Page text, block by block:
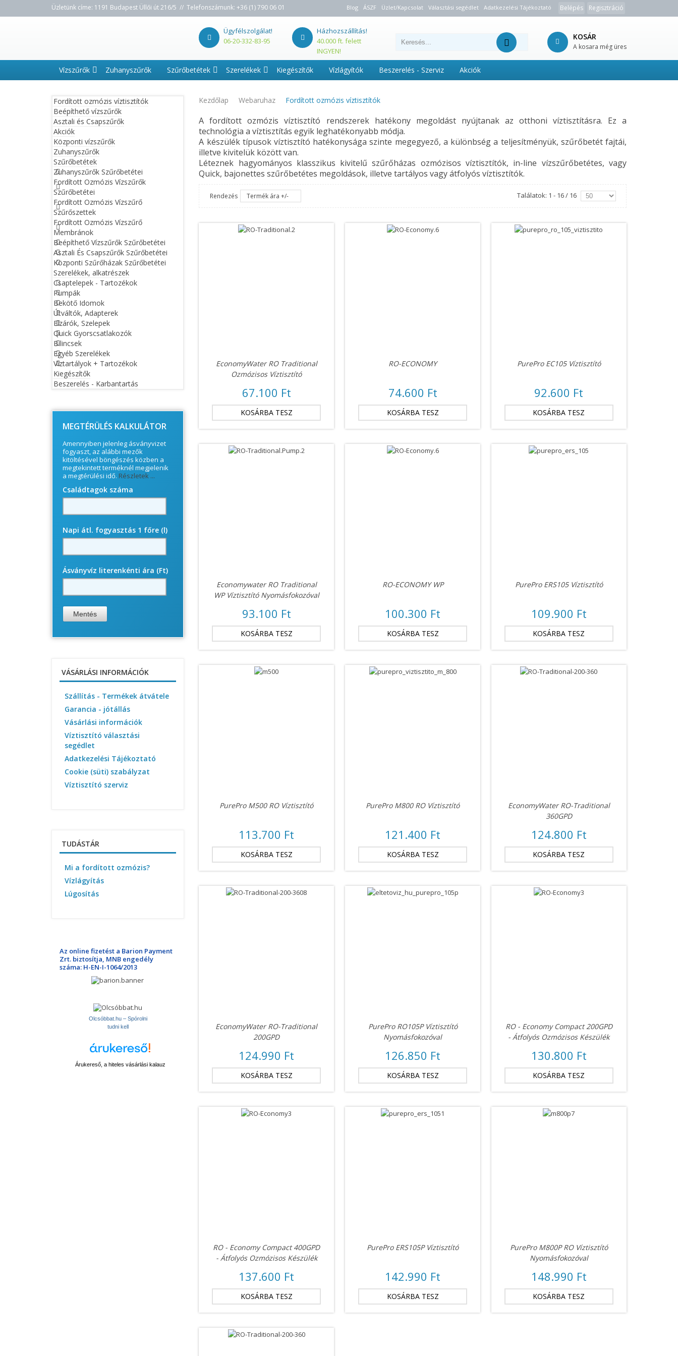
Üzletünk címe: 1191 Budapest Üllői út 216/5 // Telefonszámunk: +36 (1) 790 06 01 Blog ÁSZF Üzlet/Kapcsolat Választási segédlet Adatkezelési Tájékoztató Belépés Regisztráció
Ügyfélszolgálat!
06-20-332-83-95
Házhozszállítás!
40.000 ft. felett
INGYEN!
KOSÁR
A kosara még üres
Vízszűrők Zuhanyszűrők Szűrőbetétek Szerelékek Kiegészítők Vízlágyítók Beszerelés - Szerviz Akciók
Fordított ozmózis víztisztítók
Beépíthető vízszűrők
Asztali és Csapszűrők
Akciók
Központi vízszűrők
Zuhanyszűrők
Szűrőbetétek
Zuhanyszűrők Szűrőbetétei
Fordított Ozmózis Vízszűrők
Szűrőbetétei
Fordított Ozmózis Vízszűrő
Szűrőszettek
Fordított Ozmózis Vízszűrő
Membránok
Beépíthető Vízszűrők Szűrőbetétei
Asztali És Csapszűrők Szűrőbetétei
Központi Szűrőházak Szűrőbetétei
Szerelékek, alkatrészek
Csaptelepek - Tartozékok
Pumpák
Bekötő Idomok
Útváltók, Adapterek
Elzárók, Szelepek
Quick Gyorscsatlakozók
Bilincsek
Egyéb Szerelékek
Víztartályok + Tartozékok
Kiegészítők
Beszerelés - Karbantartás
MEGTÉRÜLÉS KALKULÁTOR
Amennyiben jelenleg ásványvizet
fogyaszt, az alábbi mezők
kitöltésével böngészés közben a
megtekintett terméknél megjelenik
a megtérülési idő. Részletek ...
Családtagok száma
Napi átl. fogyasztás 1 főre (l)
Ásványvíz literenkénti ára (Ft)
VÁSÁRLÁSI INFORMÁCIÓK
Szállítás - Termékek átvátele
Garancia - jótállás
Vásárlási információk
Víztisztító választási
segédlet
Adatkezelési Tájékoztató
Cookie (süti) szabályzat
Víztisztító szerviz
TUDÁSTÁR
Mi a fordított ozmózis?
Vízlágyítás
Lúgosítás
Az online fizetést a Barion Payment
Zrt. biztosítja, MNB engedély
száma: H-EN-I-1064/2013
Olcsóbbat.hu – Spórolni
tudni kell
Árukereső, a hiteles vásárlási kalauz
Kezdőlap Webaruhaz Fordított ozmózis víztisztítók
A fordított ozmózis víztisztító rendszerek hatékony megoldást nyújtanak az otthoni víztisztításra. Ez a
technológia a víztisztítás egyik leghatékonyabb módja.
A készülék típusok víztisztító hatékonysága szinte megegyező, a különbség a teljesítményük, szűrőbetét fajtái,
illetve kivitelük között van.
Léteznek hagyományos klasszikus kivitelű szűrőházas ozmózisos víztisztítók, in-line vízszűrőbetétes, vagy
Quick, bajonettes szűrőbetétes megoldások, illetve tartályos vagy átfolyós víztisztítók.
Rendezés Termék ára +/- Találatok: 1 - 16 / 16
EconomyWater RO Traditional
Ozmózisos Víztisztító
67.100 Ft
RO-ECONOMY
74.600 Ft
PurePro EC105 Víztisztító
92.600 Ft
Economywater RO Traditional
WP Víztisztító Nyomásfokozóval
93.100 Ft
RO-ECONOMY WP
100.300 Ft
PurePro ERS105 Víztisztító
109.900 Ft
PurePro M500 RO Víztisztító
113.700 Ft
PurePro M800 RO Víztisztító
121.400 Ft
EconomyWater RO-Traditional
360GPD
124.800 Ft
EconomyWater RO-Traditional
200GPD
124.990 Ft
PurePro RO105P Víztisztító
Nyomásfokozóval
126.850 Ft
RO - Economy Compact 200GPD
- Átfolyós Ozmózisos Készülék
130.800 Ft
RO - Economy Compact 400GPD
- Átfolyós Ozmózisos Készülék
137.600 Ft
PurePro ERS105P Víztisztító
142.990 Ft
PurePro M800P RO Víztisztító
Nyomásfokozóval
148.990 Ft